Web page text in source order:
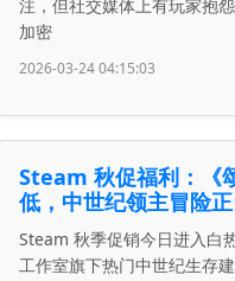
注，但社交媒体上有玩家抱
加密
2026-03-24 04:15:03
Steam 秋促福利：《
低，中世纪领主冒险
Steam 秋季促销今日进入白
工作室旗下热门中世纪生存